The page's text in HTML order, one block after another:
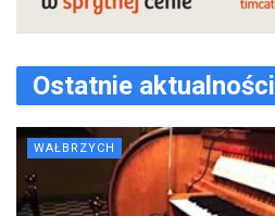
Ostatnie aktualności
WAŁBRZYCH